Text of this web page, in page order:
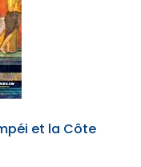
et la Côte